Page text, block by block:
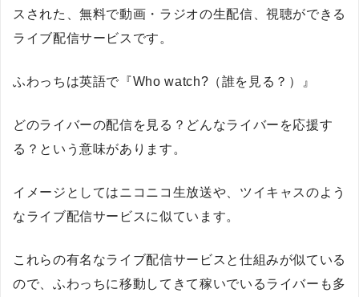
スされた、無料で動画・ラジオの生配信、視聴ができる
ライブ配信サービスです。
ふわっちは英語で『Who watch?（誰を見る？）』
どのライバーの配信を見る？どんなライバーを応援す
る？という意味があります。
イメージとしてはニコニコ生放送や、ツイキャスのよう
なライブ配信サービスに似ています。
これらの有名なライブ配信サービスと仕組みが似ている
ので、ふわっちに移動してきて稼いでいるライバーも多